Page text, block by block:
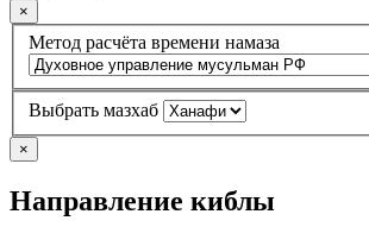
×
Метод расчёта времени намаза
Выбрать мазхаб
×
Направление киблы